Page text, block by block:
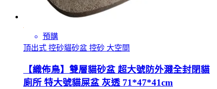
預購
頂出式 控砂貓砂盆 控砂 大空間
【織佈鳥】雙層貓砂盆 超大號防外濺全封閉貓
廁所 特大號貓屎盆 灰透 71*47*41cm